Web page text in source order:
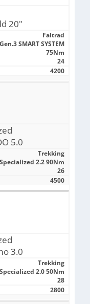
20"
Faltrad
SMART SYSTEM
75Nm
24
4200
5.0
Trekking
Specialized 2.2 90Nm
26
4500
3.0
Trekking
Specialized 2.0 50Nm
28
2800